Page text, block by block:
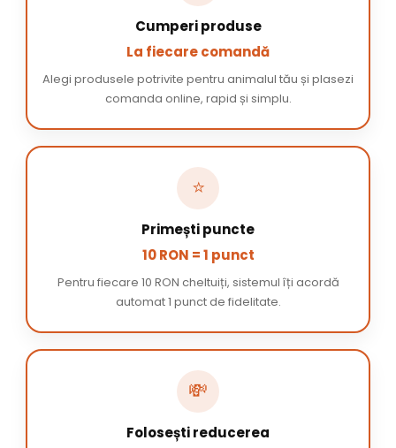
Cumperi produse
La fiecare comandă
Alegi produsele potrivite pentru animalul tău și plasezi
comanda online, rapid și simplu.
⭐
Primești puncte
10 RON = 1 punct
Pentru fiecare 10 RON cheltuiți, sistemul îți acordă
automat 1 punct de fidelitate.
💸
Folosești reducerea